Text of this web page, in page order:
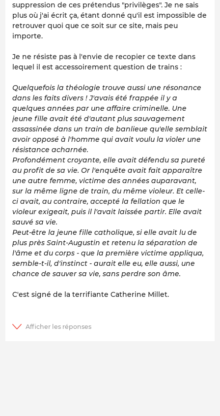
suppression de ces prétendus "privilèges". Je ne sais
plus où j'ai écrit ça, étant donné qu'il est impossible de
retrouver quoi que ce soit sur ce site, mais peu
importe.
Je ne résiste pas à l'envie de recopier ce texte dans
lequel il est accessoirement question de trains :
Quelquefois la théologie trouve aussi une résonance
dans les faits divers ! J'avais été frappée il y a
quelques années par une affaire criminelle. Une
jeune fille avait été d'autant plus sauvagement
assassinée dans un train de banlieue qu'elle semblait
avoir opposé à l'homme qui avait voulu la violer une
résistance acharnée.
Profondément croyante, elle avait défendu sa pureté
au profit de sa vie. Or l'enquête avait fait apparaître
une autre femme, victime des années auparavant,
sur la même ligne de train, du même violeur. Et celle-
ci avait, au contraire, accepté la fellation que le
violeur exigeait, puis il l'avait laissée partir. Elle avait
sauvé sa vie.
Peut-être la jeune fille catholique, si elle avait lu de
plus près Saint-Augustin et retenu la séparation de
l'âme et du corps - que la première victime appliqua,
semble-t-il, d'instinct - aurait elle eu, elle aussi, une
chance de sauver sa vie, sans perdre son âme.
C'est signé de la terrifiante Catherine Millet.